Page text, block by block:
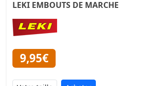
LEKI EMBOUTS DE MARCHE
9,95€